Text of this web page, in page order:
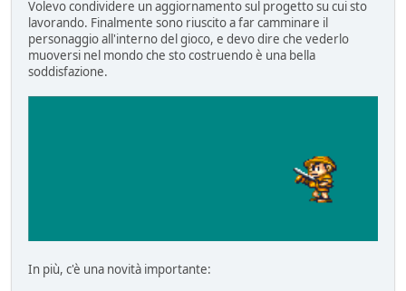
Volevo condividere un aggiornamento sul progetto su cui sto
lavorando. Finalmente sono riuscito a far camminare il
personaggio all'interno del gioco, e devo dire che vederlo
muoversi nel mondo che sto costruendo è una bella
soddisfazione.
In più, c'è una novità importante: